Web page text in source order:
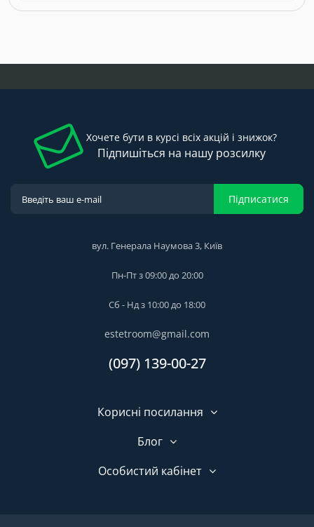
Хочете бути в курсі всіх акцій і знижок?
Підпишіться на нашу розсилку
Підписатися
вул. Генерала Наумова 3, Київ
Пн-Пт з 09:00 до 20:00
Сб - Нд з 10:00 до 18:00
estetroom@gmail.com
(097) 139-00-27
Корисні посилання
Блог
Особистий кабінет